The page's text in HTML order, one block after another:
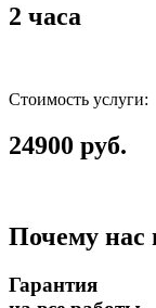
2 часа
Стоимость услуги:
24900 руб.
Почему нас
Гарантия